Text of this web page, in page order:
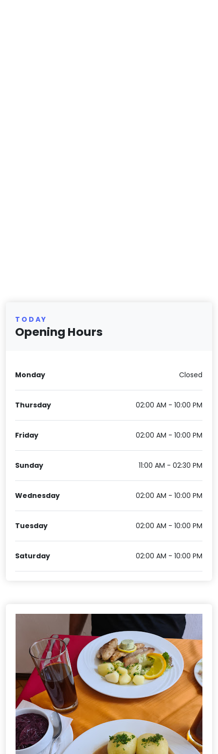
TODAY
Opening Hours
Monday Closed
Thursday 02:00 AM - 10:00 PM
Friday 02:00 AM - 10:00 PM
Sunday 11:00 AM - 02:30 PM
Wednesday 02:00 AM - 10:00 PM
Tuesday 02:00 AM - 10:00 PM
Saturday 02:00 AM - 10:00 PM